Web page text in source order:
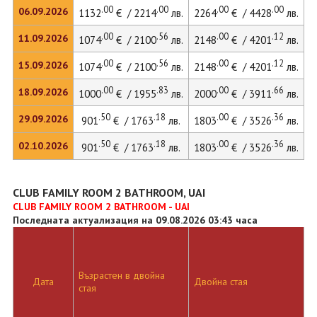
06.09.2026
11.09.2026
15.09.2026
18.09.2026
29.09.2026
02.10.2026
1132.00€ / 2214.00лв. 2264.00€ / 4428.00лв.
1074.00€ / 2100.56 лв. 2148.00€ / 4201.12 лв.
1074.00€ / 2100.56 лв. 2148.00€ / 4201.12 лв.
1000.00€ / 1955.83 лв. 2000.00€ / 3911.66 лв.
901.50€ / 1763.18 лв. 1803.00€ / 3526.36 лв.
901.50€ / 1763.18 лв. 1803.00€ / 3526.36 лв.
CLUB FAMILY ROOM 2 BATHROOM, UAI
CLUB FAMILY ROOM 2 BATHROOM - UAI
Последната актуализация на 09.08.2026 03:43 часа
Дата
Възрастен в двойна
стая
Двойна стая